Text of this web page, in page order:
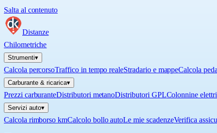
Salta al contenuto
Distanze
Chilometriche
Strumenti▾
Calcola percorsoTraffico in tempo realeStradario e mappeCalcola
Carburante & ricarica▾
Prezzi carburanteDistributori metanoDistributori GPLColonnine
Servizi auto▾
Calcola rimborso kmCalcolo bollo autoLe mie scadenzeVerifica